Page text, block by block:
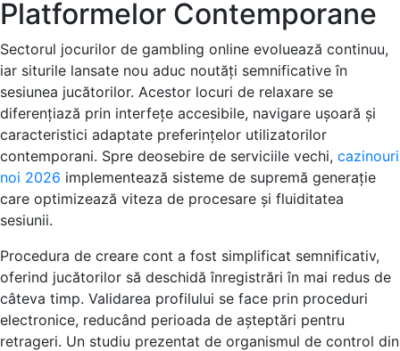
Platformelor Contemporane
Sectorul jocurilor de gambling online evoluează continuu,
iar siturile lansate nou aduc noutăți semnificative în
sesiunea jucătorilor. Acestor locuri de relaxare se
diferențiază prin interfețe accesibile, navigare ușoară și
caracteristici adaptate preferințelor utilizatorilor
contemporani. Spre deosebire de serviciile vechi, cazinouri
noi 2026 implementează sisteme de supremă generație
care optimizează viteza de procesare și fluiditatea
sesiunii.
Procedura de creare cont a fost simplificat semnificativ,
oferind jucătorilor să deschidă înregistrări în mai redus de
câteva timp. Validarea profilului se face prin proceduri
electronice, reducând perioada de așteptări pentru
retrageri. Un studiu prezentat de organismul de control din